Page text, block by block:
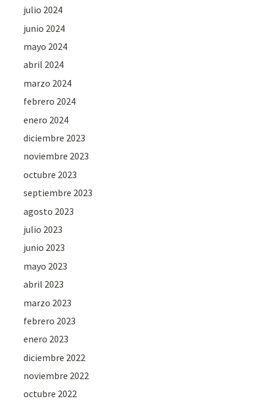
julio 2024
junio 2024
mayo 2024
abril 2024
marzo 2024
febrero 2024
enero 2024
diciembre 2023
noviembre 2023
octubre 2023
septiembre 2023
agosto 2023
julio 2023
junio 2023
mayo 2023
abril 2023
marzo 2023
febrero 2023
enero 2023
diciembre 2022
noviembre 2022
octubre 2022